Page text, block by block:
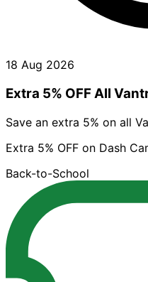
18 Aug 2026
Extra 5% OFF All
Save an extra 5% on all
Extra 5% OFF on Dash
Back-to-School